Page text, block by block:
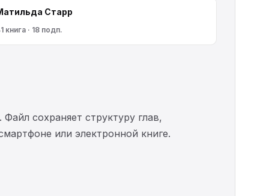
Старр
книга · 18 подп.
сохраняет структуру глав,
или электронной книге.